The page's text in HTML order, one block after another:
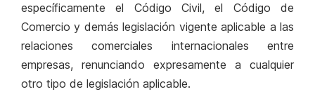
específicamente el Código Civil, el Código de
Comercio y demás legislación vigente aplicable a las
relaciones comerciales internacionales entre
empresas, renunciando expresamente a cualquier
otro tipo de legislación aplicable.